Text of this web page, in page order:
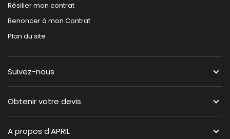
Résilier mon contrat
Renoncer à mon Contrat
Plan du site
Suivez-nous
Obtenir votre devis
A propos d’APRIL